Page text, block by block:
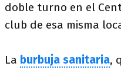
doble turno en el
club de esa misma
La burbuja sanitaria,